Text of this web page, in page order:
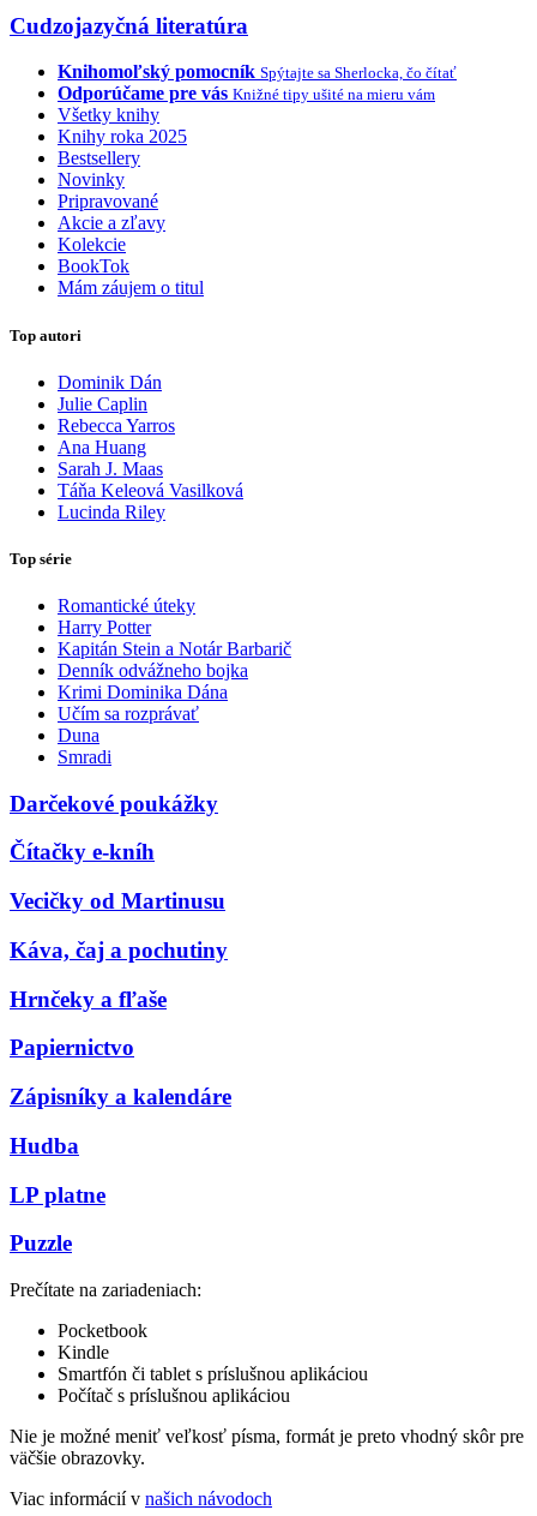
Cudzojazyčná literatúra
Knihomoľský pomocník Spýtajte sa Sherlocka, čo čítať
Odporúčame pre vás Knižné tipy ušité na mieru vám
Všetky knihy
Knihy roka 2025
Bestsellery
Novinky
Pripravované
Akcie a zľavy
Kolekcie
BookTok
Mám záujem o titul
Top autori
Dominik Dán
Julie Caplin
Rebecca Yarros
Ana Huang
Sarah J. Maas
Táňa Keleová Vasilková
Lucinda Riley
Top série
Romantické úteky
Harry Potter
Kapitán Stein a Notár Barbarič
Denník odvážneho bojka
Krimi Dominika Dána
Učím sa rozprávať
Duna
Smradi
Darčekové poukážky
Čítačky e-kníh
Vecičky od Martinusu
Káva, čaj a pochutiny
Hrnčeky a fľaše
Papiernictvo
Zápisníky a kalendáre
Hudba
LP platne
Puzzle
Prečítate na zariadeniach:
Pocketbook
Kindle
Smartfón či tablet s príslušnou aplikáciou
Počítač s príslušnou aplikáciou
Nie je možné meniť veľkosť písma, formát je preto vhodný skôr pre
väčšie obrazovky.
Viac informácií v našich návodoch